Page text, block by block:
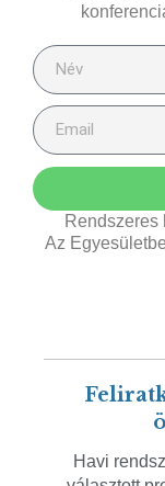
Rendszeres
Az
Havi